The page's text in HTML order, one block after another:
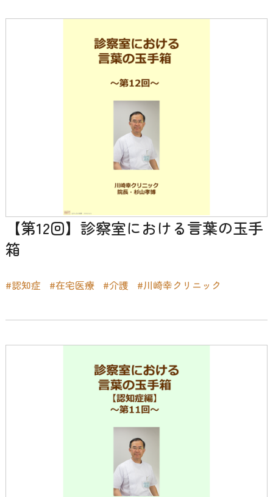
【第12回】診察室における言葉の玉手
箱
#認知症 #在宅医療 #介護 #川崎幸クリニック